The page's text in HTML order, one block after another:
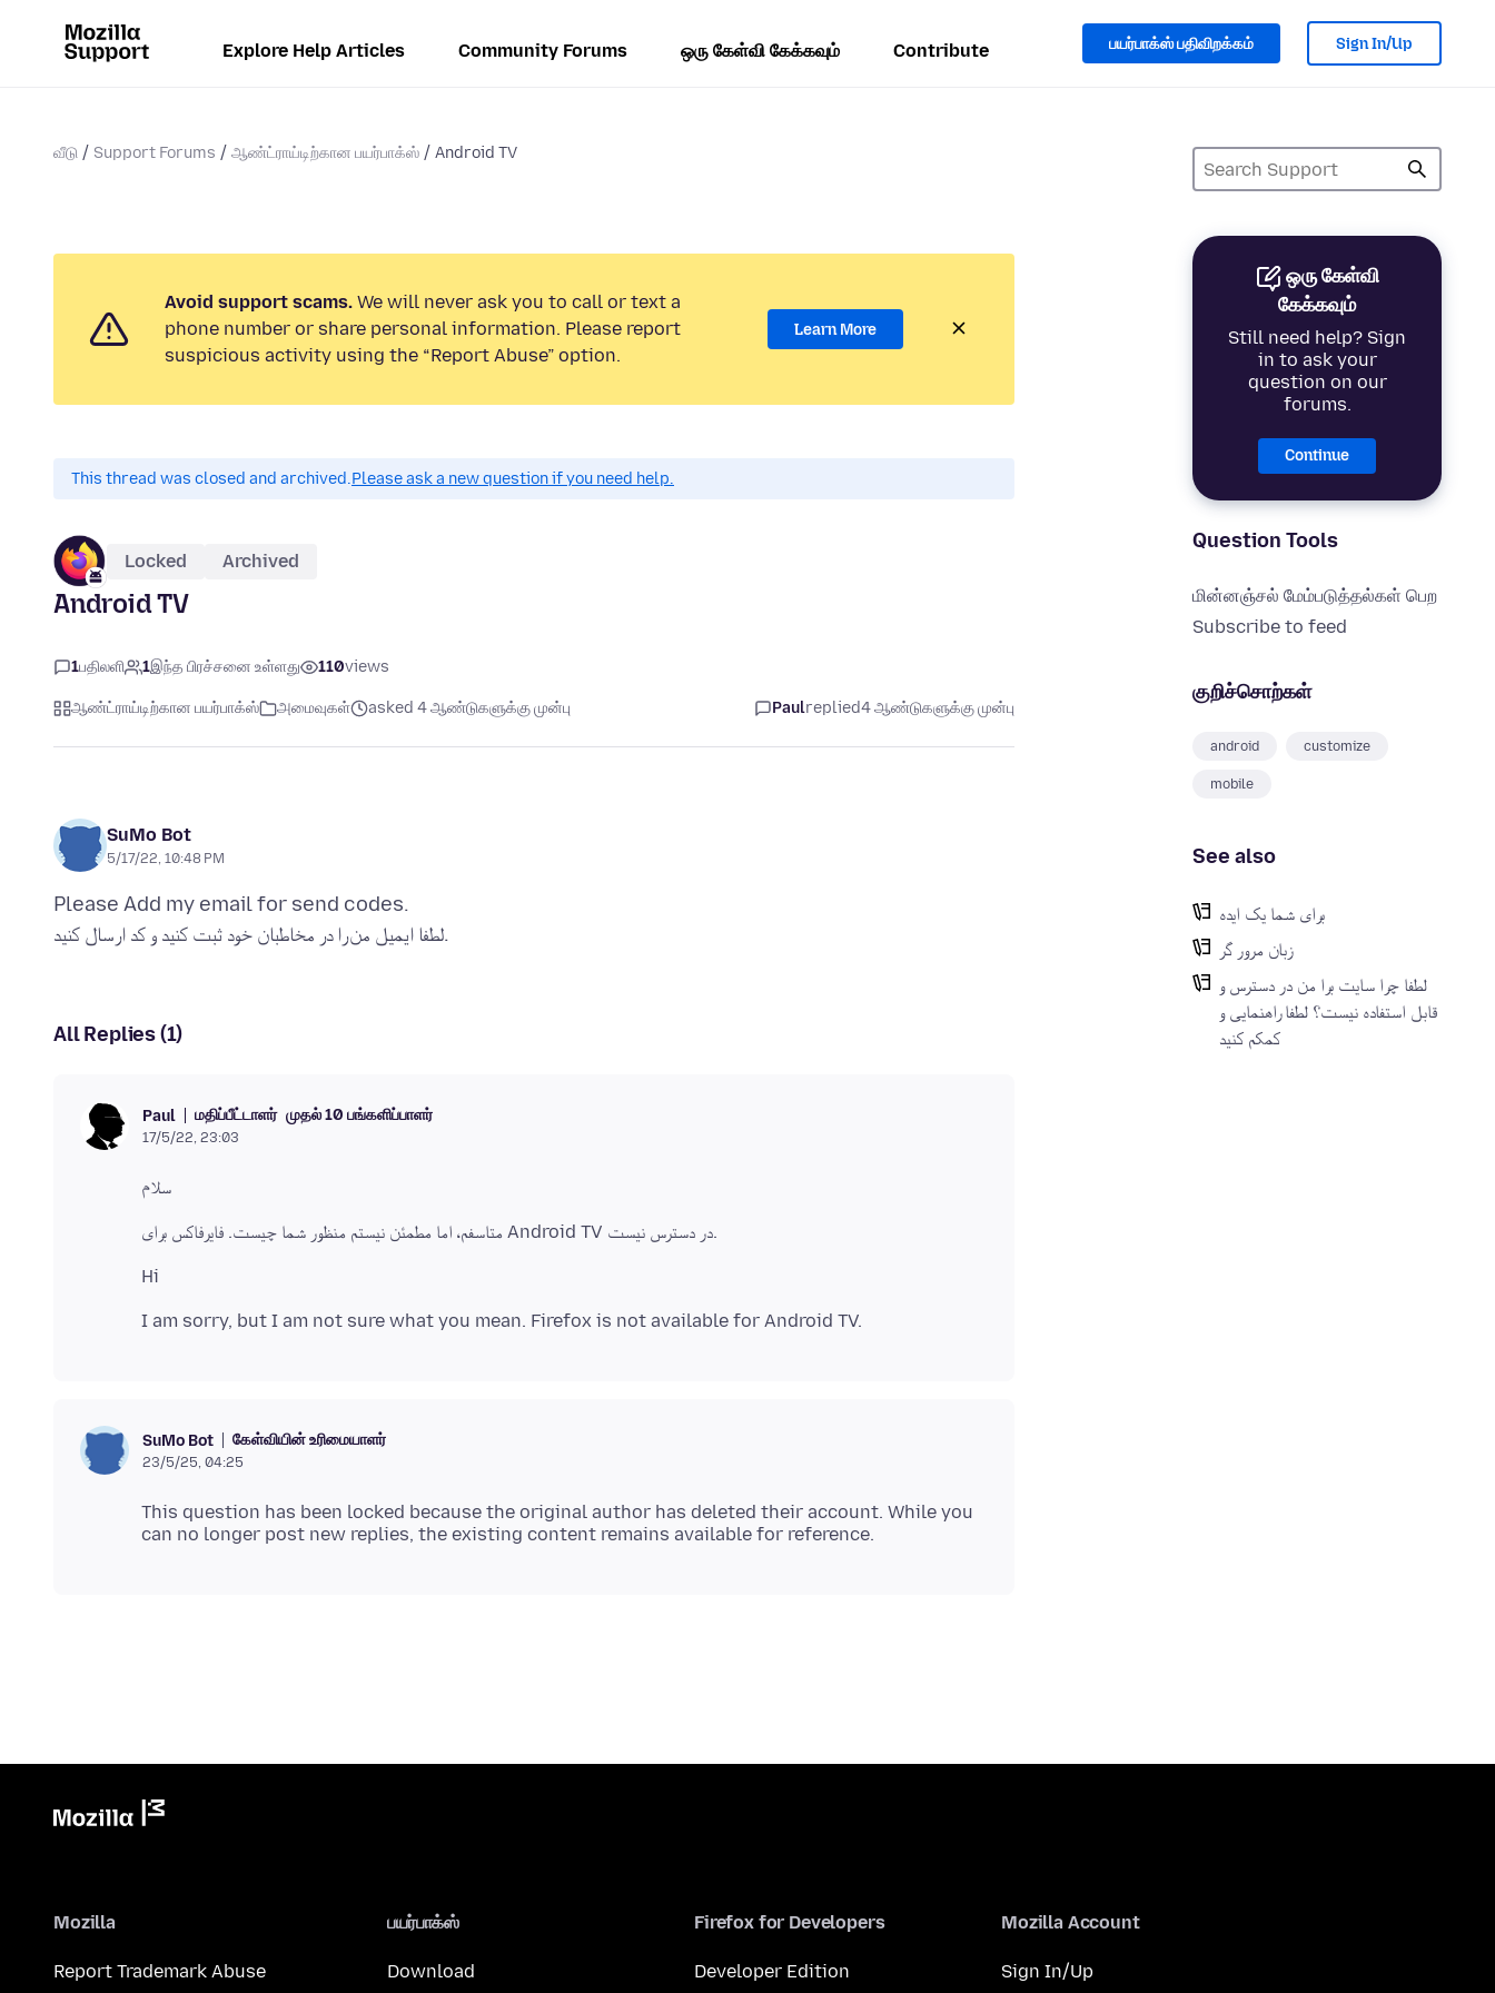
Explore Help Articles Community Forums ஒரு கேள்வி கேக்கவும் Contribute பயர்பாக்ஸ் பதிவிறக்கம் Sign In/Up
வீடு Support Forums ஆண்ட்ராய்டிற்கான பயர்பாக்ஸ் Android TV
ஒரு கேள்வி
கேக்கவும்
Still need help? Sign
in to ask your
question on our
forums.
Continue
Question Tools
மின்னஞ்சல் மேம்படுத்தல்கள் பெற
Subscribe to feed
குறிச்சொற்கள்
android customize
mobile
See also
برای شما یک ایده
زبان مرور گر
لطفا چرا سایت برا من در دسترس و
قابل استفاده نیست؟ لطفا راهنمایی و
کمکم کنید
Avoid support scams. We will never ask you to call or text a
phone number or share personal information. Please report
suspicious activity using the “Report Abuse” option.
Learn More
This thread was closed and archived.Please ask a new question if you need help.
Locked Archived
Android TV
1பதிலளி 1இந்த பிரச்சனை உள்ளது 110views
ஆண்ட்ராய்டிற்கான பயர்பாக்ஸ் அமைவுகள் asked 4 ஆண்டுகளுக்கு முன்பு Paulreplied4 ஆண்டுகளுக்கு முன்பு
SuMo Bot
5/17/22, 10:48 PM
Please Add my email for send codes.
All Replies (1)
Paul மதிப்பீட்டாளர் முதல் 10 பங்களிப்பாளர்
17/5/22, 23:03
SuMo Bot கேள்வியின் உரிமையாளர்
23/5/25, 04:25
This question has been locked because the original author has deleted their account. While you
Mozilla
Report Trademark Abuse
பயர்பாக்ஸ்
Download
Firefox for Developers
Developer Edition
Mozilla Account
Sign In/Up